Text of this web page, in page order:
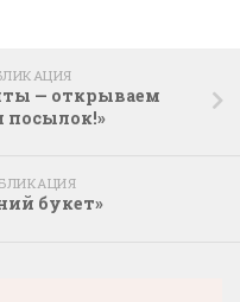
— открываем
посылок!»
букет»